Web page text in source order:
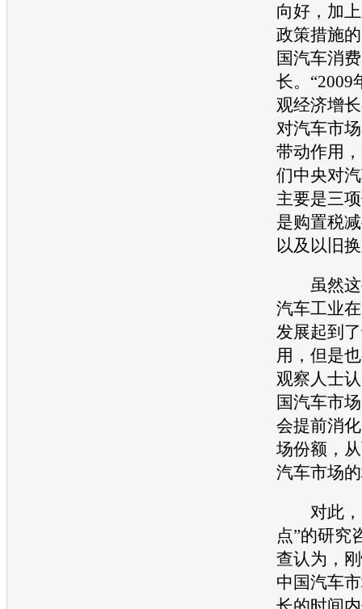
向好，加
政策措施
国汽车消
长。“2009
观经济增
对汽车市
带动作用
们中央对
主要是三
是购置税
以及以旧
虽然这
汽车工业
发展起到
用，但是
观察人士
国汽车市
会提前消
场份额，
汽车市场
对此，
点”的研究
查认为，
中国汽车